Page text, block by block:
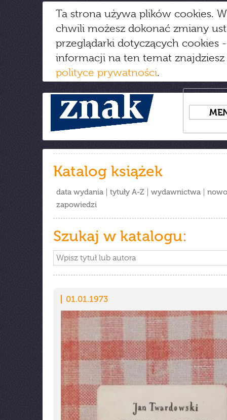
Ta strona używa plików cookies.
chwili możesz dokonać zmiany
przeglądarki dotyczących cookies
informacji na ten temat
polityce prywatności.
Katalog książek
data wydania tytuły A-Z wydawnictwa
zapowiedzi
Szukaj w katalogu:
01.01.1973